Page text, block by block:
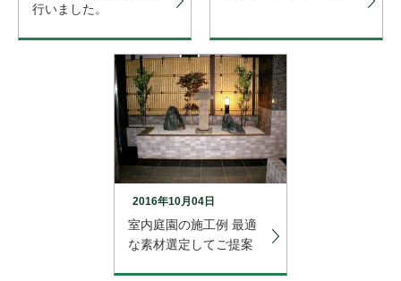
行いました。
2016年10月04日
室内庭園の施工例 最適
な素材選定してご提案